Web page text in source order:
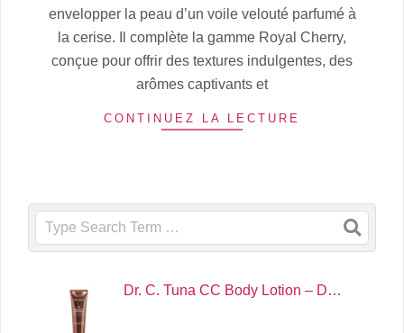
envelopper la peau d’un voile velouté parfumé à
la cerise. Il complète la gamme Royal Cherry,
conçue pour offrir des textures indulgentes, des
arômes captivants et
CONTINUEZ LA LECTURE
Search
Dr. C. Tuna CC Body Lotion – D…